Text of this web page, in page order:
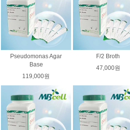
Pseudomonas Agar
Base
119,000원
F/2 Broth
47,000원